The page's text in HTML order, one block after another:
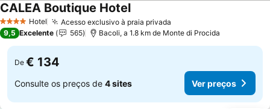
4 EstrelasHotel Acesso exclusivo à praia privada
CALEA Boutique HotelVer preços
9,5 Excelente 565 Bacoli, a 1.8 km de Monte di Procida
De € 134
Consulte os preços de 4 sites Ver preços